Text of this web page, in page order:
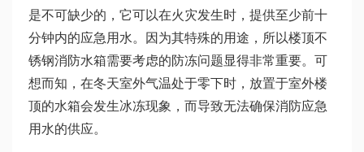
是不可缺少的，它可以在火灾发生时，提供至少前十
分钟内的应急用水。因为其特殊的用途，所以楼顶不
锈钢消防水箱需要考虑的防冻问题显得非常重要。可
想而知，在冬天室外气温处于零下时，放置于室外楼
顶的水箱会发生冰冻现象，而导致无法确保消防应急
用水的供应。